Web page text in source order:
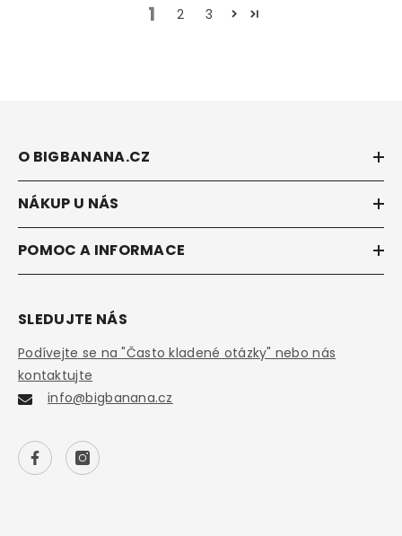
1 2 3
O BIGBANANA.CZ
NÁKUP U NÁS
POMOC A INFORMACE
SLEDUJTE NÁS
Podívejte se na "Často kladené otázky" nebo nás
kontaktujte
info@bigbanana.cz